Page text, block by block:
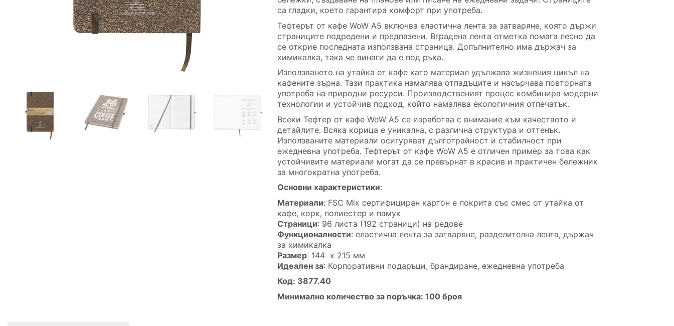
са гладки, което гарантира комфорт при употреба.
Тефтерът от кафе WoW A5 включва еластична лента за затваряне, която държи
страниците подредени и предпазени. Вградена лента отметка помага лесно да
се открие последната използвана страница. Допълнително има държач за
химикалка, така че винаги да е под ръка.
Използването на утайка от кафе като материал удължава жизнения цикъл на
кафените зърна. Тази практика намалява отпадъците и насърчава повторната
употреба на природни ресурси. Производственият процес комбинира модерни
технологии и устойчив подход, който намалява екологичния отпечатък.
Всеки Тефтер от кафе WoW A5 се изработва с внимание към качеството и
детайлите. Всяка корица е уникална, с различна структура и оттенък.
Използваните материали осигуряват дълготрайност и стабилност при
ежедневна употреба. Тефтерът от кафе WoW A5 е отличен пример за това как
устойчивите материали могат да се превърнат в красив и практичен бележник
за многократна употреба.
Основни характеристики:
Материали: FSC Mix сертифициран картон е покрита със смес от утайка от
кафе, корк, полиестер и памук
Страници: 96 листа (192 страници) на редове
Функционалности: еластична лента за затваряне, разделителна лента, държач
за химикалка
Размер: 144 x 215 мм
Идеален за: Корпоративни подаръци, брандиране, ежедневна употреба
Код: 3877.40
Минимално количество за поръчка: 100 броя